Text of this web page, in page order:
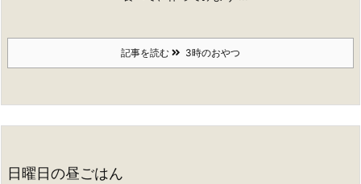
記事を読む 3時のおやつ
日曜日の昼ごはん